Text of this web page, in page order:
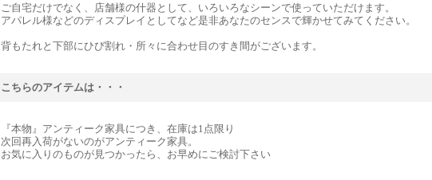
ご自宅だけでなく、店舗様の什器として、いろいろなシーンで使っていただけます。
アパレル様などのディスプレイとしてなど是非あなたのセンスで輝かせてみてください。
背もたれと下部にひび割れ・所々に合わせ目のすき間がございます。
こちらのアイテムは・・・
『本物』アンティーク家具につき、在庫は1点限り
次回再入荷がないのがアンティーク家具。
お気に入りのものが見つかったら、お早めにご検討下さい